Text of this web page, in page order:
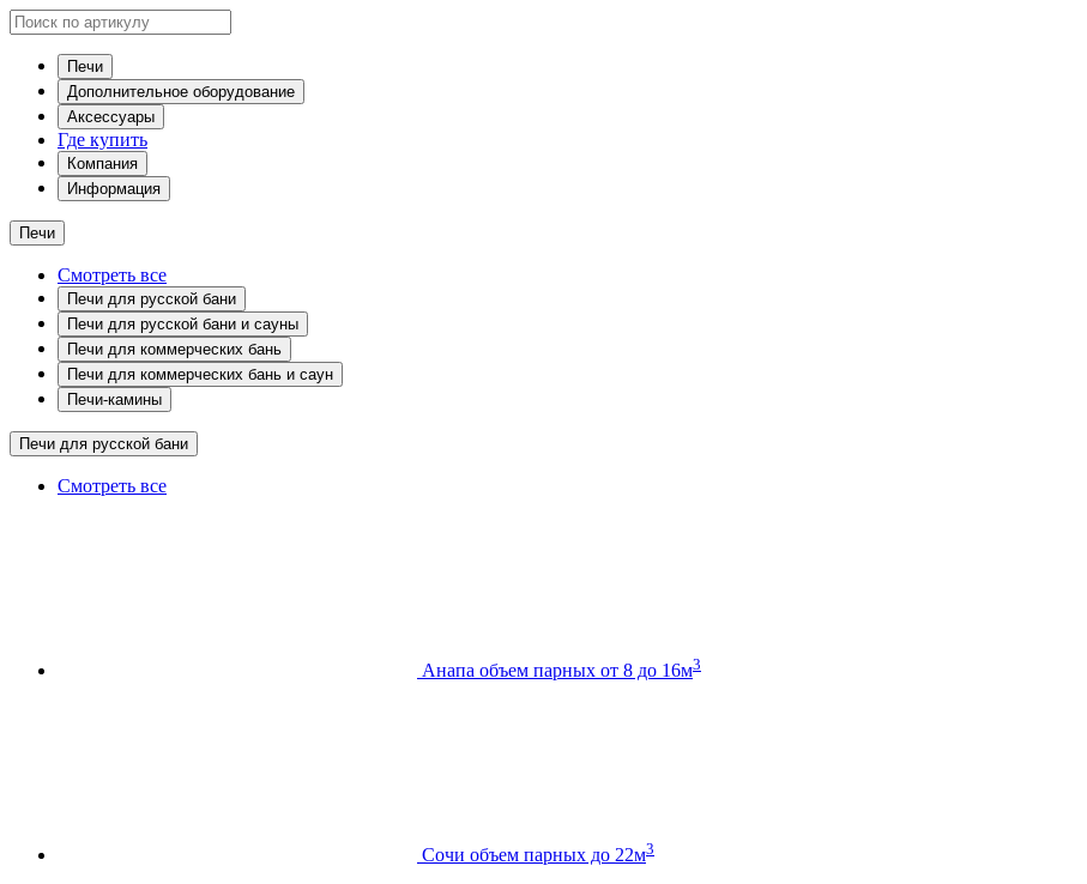
Печи
Дополнительное оборудование
Аксессуары
Где купить
Компания
Информация
Печи
Смотреть все
Печи для русской бани
Печи для русской бани и сауны
Печи для коммерческих бань
Печи для коммерческих бань и саун
Печи-камины
Печи для русской бани
Смотреть все
Анапа объем парных от 8 до 16м3
Сочи объем парных до 22м3